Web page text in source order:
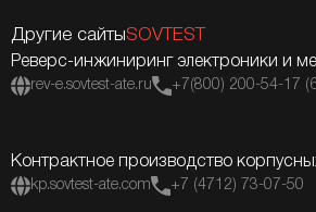
Другие сайтыSOVTEST
Реверс-инжиниринг электроники и
rev-e.sovtest-ate.ru +7(800) 200-54-17
Контрактное производство
kp.sovtest-ate.com +7 (4712) 73-07-50